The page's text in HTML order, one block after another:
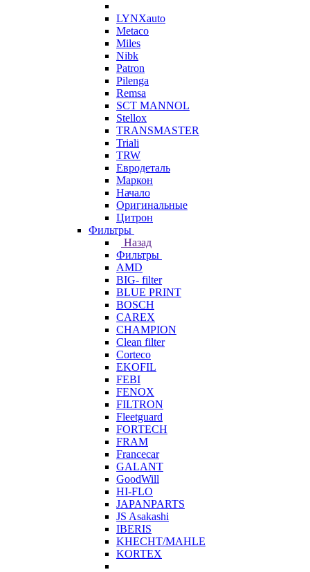
LYNXauto
Metaco
Miles
Nibk
Patron
Pilenga
Remsa
SCT MANNOL
Stellox
TRANSMASTER
Triali
TRW
Евродеталь
Маркон
Начало
Оригинальные
Цитрон
Фильтры
Назад
Фильтры
AMD
BIG- filter
BLUE PRINT
BOSCH
CAREX
CHAMPION
Clean filter
Corteco
EKOFIL
FEBI
FENOX
FILTRON
Fleetguard
FORTECH
FRAM
Francecar
GALANT
GoodWill
HI-FLO
JAPANPARTS
JS Asakashi
IBERIS
KHECHT/MAHLE
KORTEX